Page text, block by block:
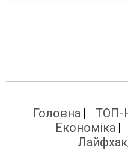
Головна
Економіка